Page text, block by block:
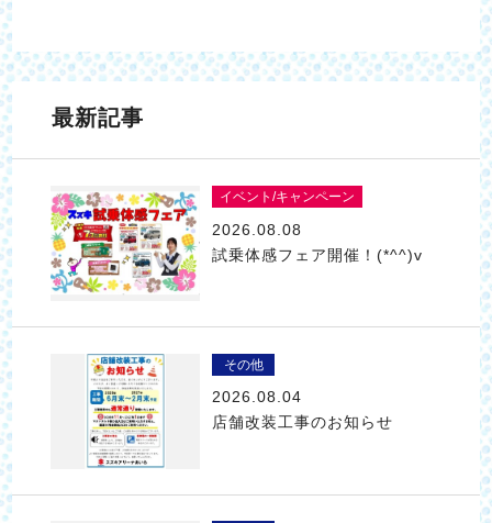
最新記事
イベント/キャンペーン
2026.08.08
試乗体感フェア開催！(*^^)v
その他
2026.08.04
店舗改装工事のお知らせ